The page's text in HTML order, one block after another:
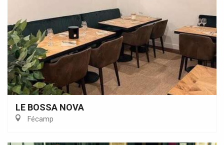
LE BOSSA NOVA
Fécamp